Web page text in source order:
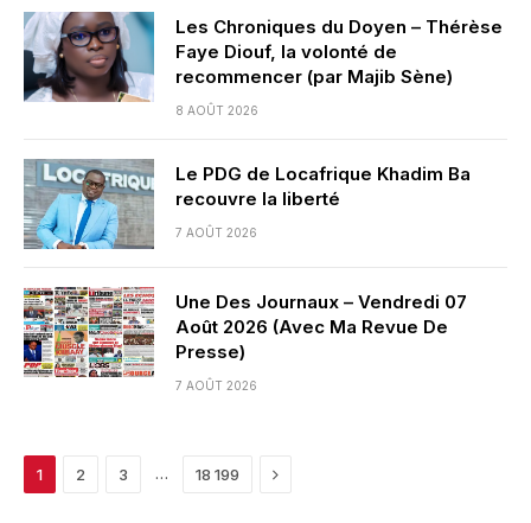
Les Chroniques du Doyen – Thérèse
Faye Diouf, la volonté de
recommencer (par Majib Sène)
8 AOÛT 2026
Le PDG de Locafrique Khadim Ba
recouvre la liberté
7 AOÛT 2026
Une Des Journaux – Vendredi 07
Août 2026 (Avec Ma Revue De
Presse)
7 AOÛT 2026
1 2 3 … 18 199 Next